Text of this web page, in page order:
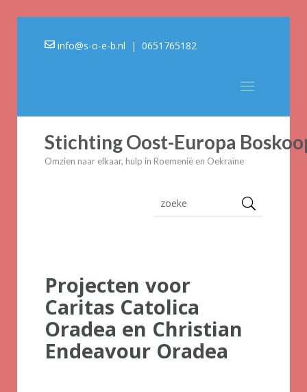
info@s-o-e-b.nl | 0651765182
Stichting Oost-Europa
Omzien naar elkaar, hulp in Roemenië en Oekraïne
Projecten voor
Caritas Catolica
Oradea en Christian
Endeavour Oradea